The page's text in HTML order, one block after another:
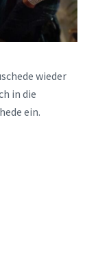
wieder
in die
ein.